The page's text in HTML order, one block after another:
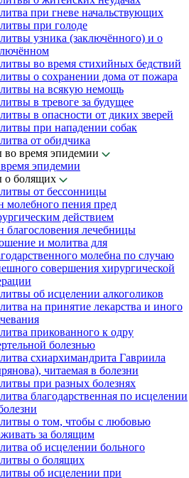
при гневе начальствующих
при голоде
узника (заключённого) и о
во время стихийных бедствий
о сохранении дома от пожара
на всякую немощь
в тревоге за будущее
в опасности от диких зверей
при нападении собак
от обидчика
время эпидемии
эпидемии
о болящих
от бессонницы
молебного пения пред
действием
благословения лечебницы
и молитва для
молебна по случаю
совершения хирургической
об исцелении алкоголиков
на принятие лекарства и иного
прикованного к одру
болезнью
схиархимандрита Гавриила
читаемая в болезни
при разных болезнях
благодарственная по исцелении
о том, чтобы с любовью
за болящим
об исцелении больного
о болящих
об исцелении при